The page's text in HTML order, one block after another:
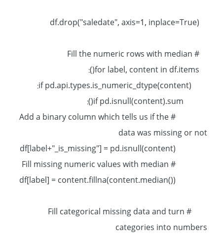
# Fill the numeric rows with median
# Add a binary column which tells us if the
data was missing or not
# Fill missing numeric values with median
# Fill categorical missing data and turn
categories into numbers